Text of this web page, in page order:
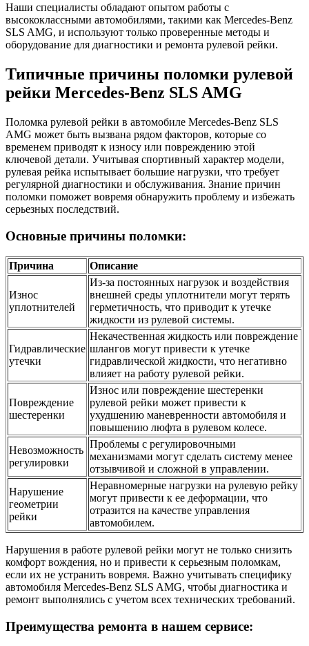
Наши специалисты обладают опытом работы с
высококлассными автомобилями, такими как Mercedes-Benz
SLS AMG, и используют только проверенные методы и
оборудование для диагностики и ремонта рулевой рейки.
Типичные причины поломки рулевой
рейки Mercedes-Benz SLS AMG
Поломка рулевой рейки в автомобиле Mercedes-Benz SLS
AMG может быть вызвана рядом факторов, которые со
временем приводят к износу или повреждению этой
ключевой детали. Учитывая спортивный характер модели,
рулевая рейка испытывает большие нагрузки, что требует
регулярной диагностики и обслуживания. Знание причин
поломки поможет вовремя обнаружить проблему и избежать
серьезных последствий.
Основные причины поломки:
Причина Описание
Износ
уплотнителей
Из-за постоянных нагрузок и воздействия
внешней среды уплотнители могут терять
герметичность, что приводит к утечке
жидкости из рулевой системы.
Гидравлические
утечки
Некачественная жидкость или повреждение
шлангов могут привести к утечке
гидравлической жидкости, что негативно
влияет на работу рулевой рейки.
Повреждение
шестеренки
Износ или повреждение шестеренки
рулевой рейки может привести к
ухудшению маневренности автомобиля и
повышению люфта в рулевом колесе.
Невозможность
регулировки
Проблемы с регулировочными
механизмами могут сделать систему менее
отзывчивой и сложной в управлении.
Нарушение
геометрии
рейки
Неравномерные нагрузки на рулевую рейку
могут привести к ее деформации, что
отразится на качестве управления
автомобилем.
Нарушения в работе рулевой рейки могут не только снизить
комфорт вождения, но и привести к серьезным поломкам,
если их не устранить вовремя. Важно учитывать специфику
автомобиля Mercedes-Benz SLS AMG, чтобы диагностика и
ремонт выполнялись с учетом всех технических требований.
Преимущества ремонта в нашем сервисе: